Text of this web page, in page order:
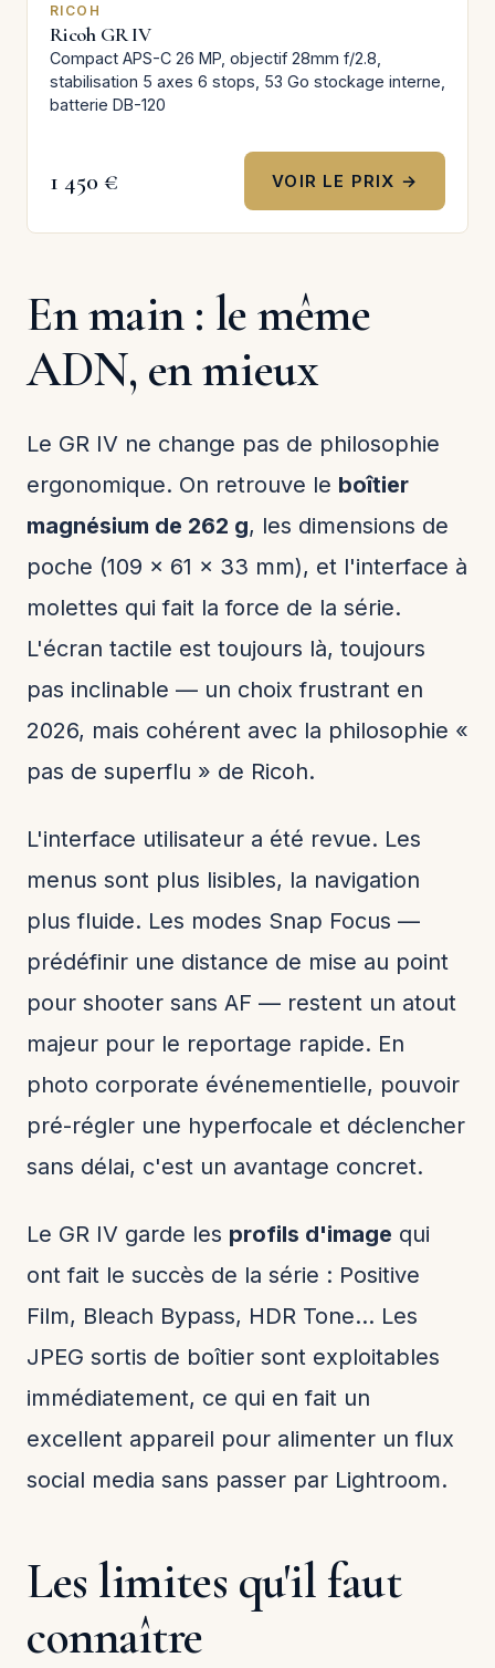
RICOH
Ricoh GR IV
Compact APS-C 26 MP, objectif 28mm f/2.8,
stabilisation 5 axes 6 stops, 53 Go stockage interne,
batterie DB-120
1 450 € VOIR LE PRIX →
En main : le même
ADN, en mieux
Le GR IV ne change pas de philosophie
ergonomique. On retrouve le boîtier
magnésium de 262 g, les dimensions de
poche (109 × 61 × 33 mm), et l'interface à
molettes qui fait la force de la série.
L'écran tactile est toujours là, toujours
pas inclinable — un choix frustrant en
2026, mais cohérent avec la philosophie «
pas de superflu » de Ricoh.
L'interface utilisateur a été revue. Les
menus sont plus lisibles, la navigation
plus fluide. Les modes Snap Focus —
prédéfinir une distance de mise au point
pour shooter sans AF — restent un atout
majeur pour le reportage rapide. En
photo corporate événementielle, pouvoir
pré-régler une hyperfocale et déclencher
sans délai, c'est un avantage concret.
Le GR IV garde les profils d'image qui
ont fait le succès de la série : Positive
Film, Bleach Bypass, HDR Tone… Les
JPEG sortis de boîtier sont exploitables
immédiatement, ce qui en fait un
excellent appareil pour alimenter un flux
social media sans passer par Lightroom.
Les limites qu'il faut
connaître